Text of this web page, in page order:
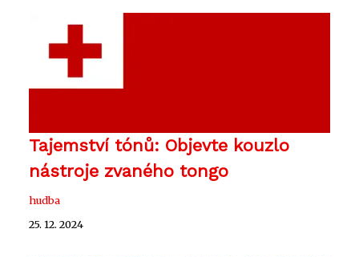
Tajemství tónů: Objevte kouzlo
nástroje zvaného tongo
hudba
25. 12. 2024